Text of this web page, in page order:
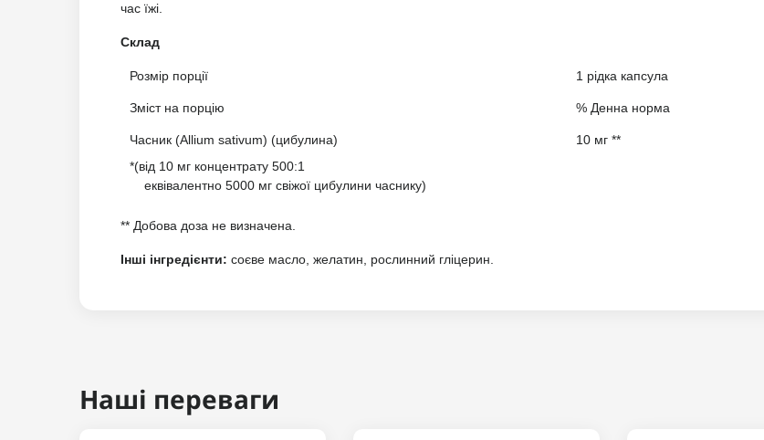
час їжі.
Склад
Розмір порції 1 рідка капсула
Зміст на порцію % Денна норма
Часник (Allium sativum) (цибулина)
*(від 10 мг концентрату 500:1
еквівалентно 5000 мг свіжої цибулини часнику)
10 мг **
** Добова доза не визначена.
Інші інгредієнти: соєве масло, желатин, рослинний гліцерин.
Наші переваги